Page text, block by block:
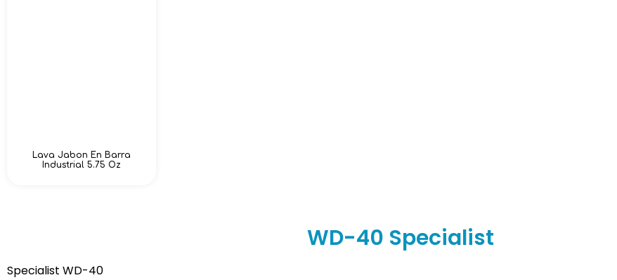
Lava Jabon En Barra
Industrial 5.75 Oz
WD-40 Specialist
Specialist WD-40